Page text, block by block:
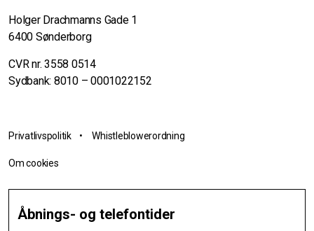
Holger Drachmanns Gade 1
6400 Sønderborg
CVR nr. 3558 0514
Sydbank: 8010 – 0001022152
Privatlivspolitik•Whistleblowerordning
Om cookies
Åbnings- og telefontider